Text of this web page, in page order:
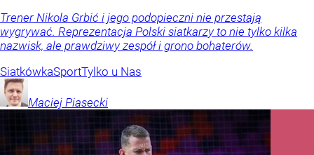
Trener Nikola Grbić i jego podopieczni nie przestają
wygrywać. Reprezentacja Polski siatkarzy to nie tylko kilka
nazwisk, ale prawdziwy zespół i grono bohaterów.
SiatkówkaSportTylko u Nas
Maciej Piasecki